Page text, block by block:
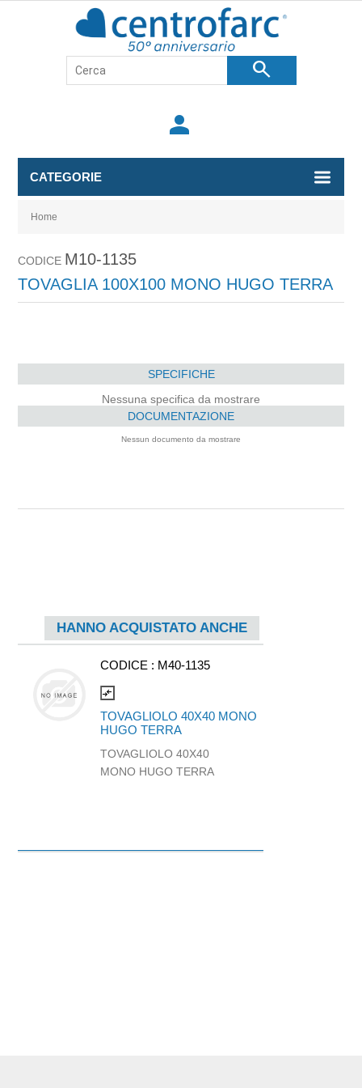
search
person
CATEGORIE
Home
CODICE M10-1135
TOVAGLIA 100X100 MONO HUGO TERRA
SPECIFICHE
Nessuna specifica da mostrare
DOCUMENTAZIONE
Nessun documento da mostrare
HANNO ACQUISTATO ANCHE
CODICE : M40-1135
compare_arrows
TOVAGLIOLO 40X40 MONO
HUGO TERRA
TOVAGLIOLO 40X40
MONO HUGO TERRA